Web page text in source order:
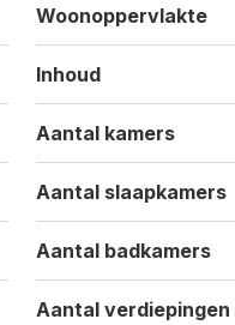
Woonoppervlakte
Inhoud
Aantal kamers
Aantal slaapkamers
Aantal badkamers
Aantal verdiepingen